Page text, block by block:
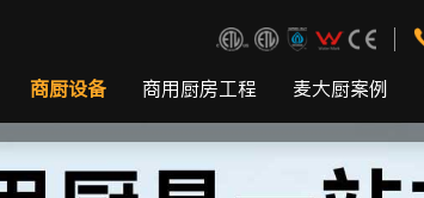
商厨设备 商用厨房工程 麦大厨案例